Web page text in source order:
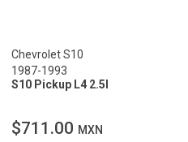
Chevrolet S10
1987-1993
S10 Pickup L4 2.5l
$711.00 MXN